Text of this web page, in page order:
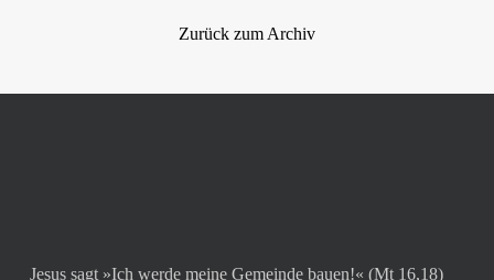
Zurück zum Archiv
Jesus sagt »Ich werde meine Gemeinde bauen!« (Mt 16,18)